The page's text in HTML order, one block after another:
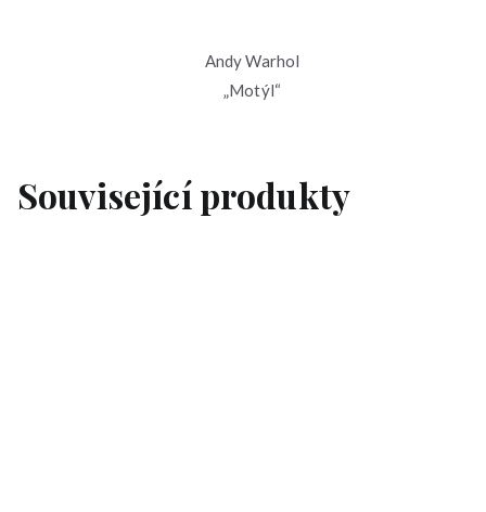
Andy Warhol
„Motýl“
Související produkty